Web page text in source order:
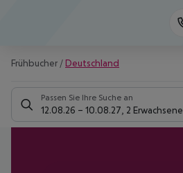
Frühbucher / Deutschland
Passen Sie Ihre Suche an
12.08.26 – 10.08.27 2 Erwachsene